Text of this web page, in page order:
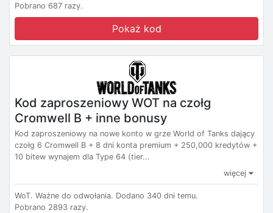
Pobrano 687 razy.
Pokaż kod
Kod zaproszeniowy WOT na czołg
Cromwell B + inne bonusy
Kod zaproszeniowy na nowe konto w grze World of Tanks dający
czołg 6 Cromwell B + 8 dni konta premium + 250,000 kredytów +
10 bitew wynajem dla Type 64 (tier...
więcej
WoT. Ważne do odwołania. Dodano 340 dni temu.
Pobrano 2893 razy.